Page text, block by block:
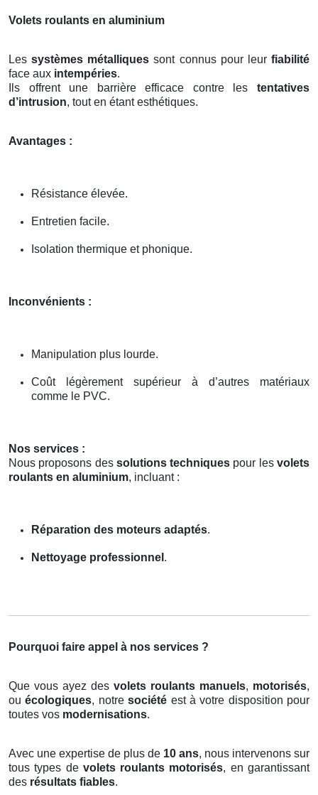
Volets roulants en aluminium
Lessystèmes métalliques sont connus pour leurfiabilité
face aux intempéries.
Ils offrent une barrière efficace contre les tentatives
d’intrusion, tout en étant esthétiques.
Avantages :
Résistance élevée.
Entretien facile.
Isolation thermique et phonique.
Inconvénients :
Manipulation plus lourde.
Coût légèrement supérieur à d’autres matériaux
comme le PVC.
Nos services :
Nous proposons des solutions techniques pour lesvolets
roulants en aluminium, incluant :
Réparation des moteurs adaptés.
Nettoyage professionnel .
Pourquoi faire appel à nos services ?
Que vous ayez des volets roulants manuels, motorisés,
ouécologiques, notresociété est à votre disposition pour
toutes vos modernisations.
Avec une expertise de plus de 10 ans, nous intervenons sur
tous types de volets roulants motorisés, en garantissant
des résultats fiables.